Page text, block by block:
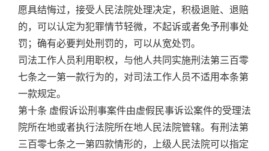
愿具结悔过，接受人民法院处理决定，积极退赃、退赔
的，可以认定为犯罪情节轻微，不起诉或者免予刑事处
罚；确有必要判处刑罚的，可以从宽处罚。
司法工作人员利用职权，与他人共同实施刑法第三百零
七条之一第一款行为的，对司法工作人员不适用本条第
一款规定。
第十条 虚假诉讼刑事案件由虚假民事诉讼案件的受理法
院所在地或者执行法院所在地人民法院管辖。有刑法第
三百零七条之一第四款情形的，上级人民法院可以指定